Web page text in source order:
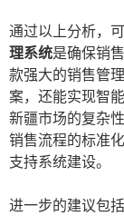
通过以上分析，可
理系统是确保销
款强大的销售管
案，还能实现智
新疆市场的复杂
销售流程的标准
支持系统建设。
进一步的建议包括